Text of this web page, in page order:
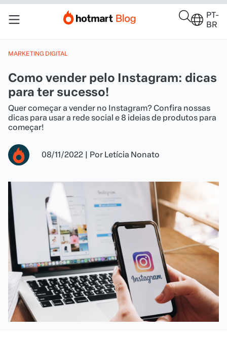
PT-
BR
MARKETING DIGITAL
Como vender pelo Instagram: dicas
para ter sucesso!
Quer começar a vender no Instagram? Confira nossas
dicas para usar a rede social e 8 ideias de produtos para
começar!
08/11/2022 | Por Letícia Nonato